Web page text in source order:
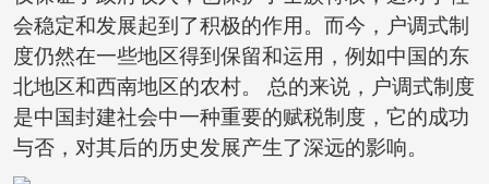
会稳定和发展起到了积极的作用。而今，户调式制
度仍然在一些地区得到保留和运用，例如中国的东
北地区和西南地区的农村。 总的来说，户调式制度
是中国封建社会中一种重要的赋税制度，它的成功
与否，对其后的历史发展产生了深远的影响。